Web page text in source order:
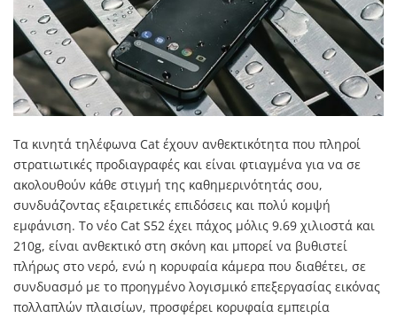
Τα κινητά τηλέφωνα Cat έχουν ανθεκτικότητα που πληροί
στρατιωτικές προδιαγραφές και είναι φτιαγμένα για να σε
ακολουθούν κάθε στιγμή της καθημερινότητάς σου,
συνδυάζοντας εξαιρετικές επιδόσεις και πολύ κομψή
εμφάνιση. Το νέο Cat S52 έχει πάχος μόλις 9.69 χιλιοστά και
210g, είναι ανθεκτικό στη σκόνη και μπορεί να βυθιστεί
πλήρως στο νερό, ενώ η κορυφαία κάμερα που διαθέτει, σε
συνδυασμό με το προηγμένο λογισμικό επεξεργασίας εικόνας
πολλαπλών πλαισίων, προσφέρει κορυφαία εμπειρία